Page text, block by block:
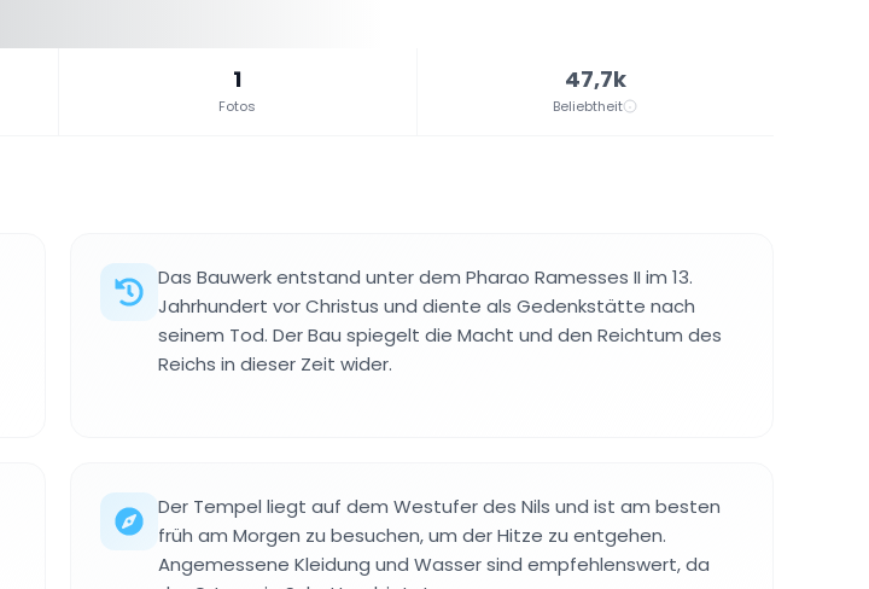
1
Fotos
47,7k
Beliebtheit
Das Bauwerk entstand unter dem Pharao Ramesses II im 13.
Jahrhundert vor Christus und diente als Gedenkstätte nach
seinem Tod. Der Bau spiegelt die Macht und den Reichtum des
Reichs in dieser Zeit wider.
Der Tempel liegt auf dem Westufer des Nils und ist am besten
früh am Morgen zu besuchen, um der Hitze zu entgehen.
Angemessene Kleidung und Wasser sind empfehlenswert, da